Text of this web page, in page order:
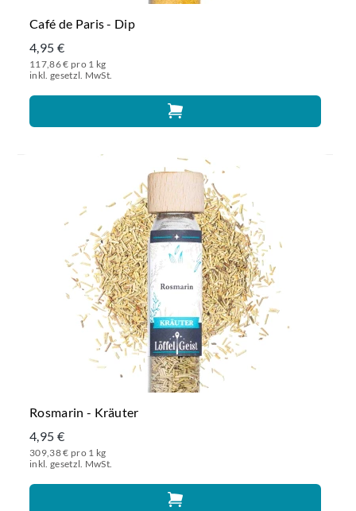
Café de Paris - Dip
4,95 €
117,86 € pro 1 kg
inkl. gesetzl. MwSt.
Rosmarin - Kräuter
4,95 €
309,38 € pro 1 kg
inkl. gesetzl. MwSt.